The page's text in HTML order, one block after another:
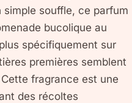
souffle, ce parfum
bucolique au
spécifiquement sur
premières semblent
fragrance est une
des récoltes